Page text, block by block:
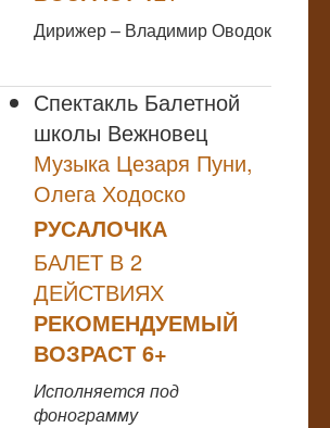
Дирижер – Владимир Оводок
Спектакль Балетной
школы Вежновец
Музыка Цезаря Пуни,
Олега Ходоско
РУСАЛОЧКА
БАЛЕТ В 2
ДЕЙСТВИЯХ
РЕКОМЕНДУЕМЫЙ
ВОЗРАСТ 6+
Исполняется под
фонограмму